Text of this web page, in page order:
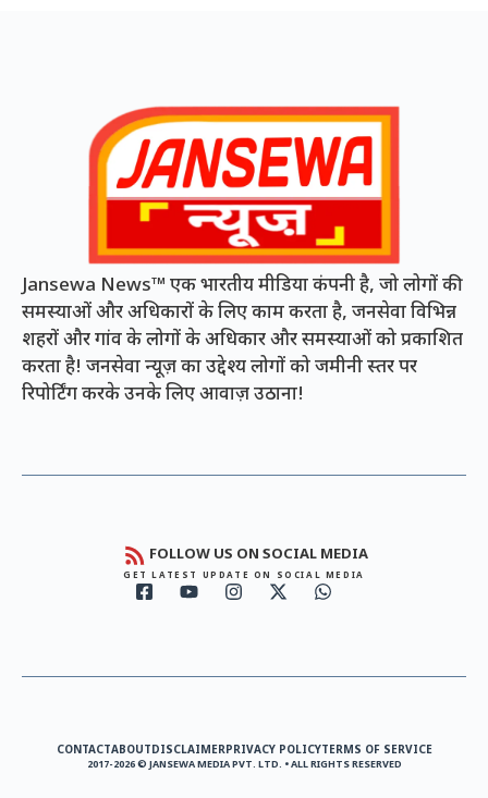
Jansewa News™ एक भारतीय मीडिया कंपनी है, जो लोगों की
समस्याओं और अधिकारों के लिए काम करता है, जनसेवा विभिन्न
शहरों और गांव के लोगों के अधिकार और समस्याओं को प्रकाशित
करता है! जनसेवा न्यूज़ का उद्देश्य लोगों को जमीनी स्तर पर
रिपोर्टिंग करके उनके लिए आवाज़ उठाना!
FOLLOW US ON SOCIAL MEDIA
GET LATEST UPDATE ON SOCIAL MEDIA
CONTACTABOUTDISCLAIMERPRIVACY POLICYTERMS OF SERVICE
2017-2026 © JANSEWA MEDIA PVT. LTD. • ALL RIGHTS RESERVED